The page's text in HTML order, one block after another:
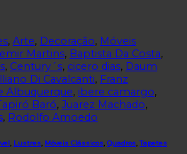
, Arte, Decoração, Móveis
Martins, Baptista Da Costa,
, Century´s, cicero dias, Daum
Di Cavalcanti, Franz
Albuquerque, ibere camargo,
Baró, Juarez Machado,
, Rodolfo Amoedo
Lustres Móveis Clássicos Quadros ,Tapetes